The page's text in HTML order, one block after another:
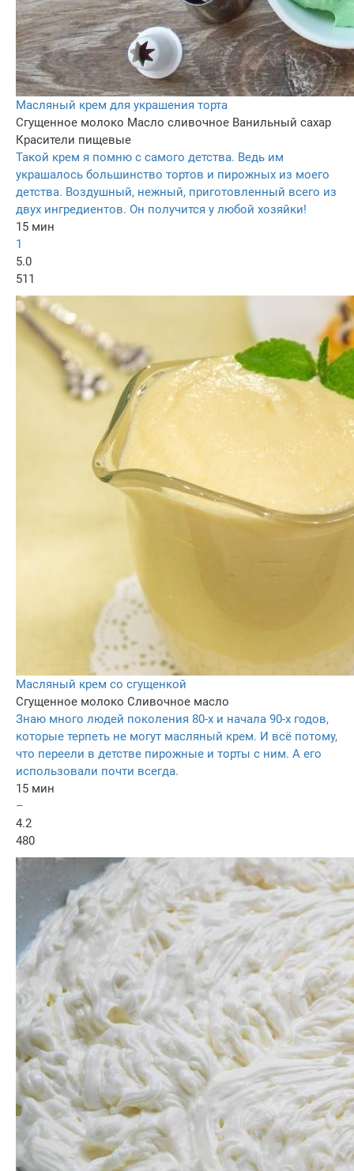
Масляный крем для украшения торта
Сгущенное молоко Масло сливочное Ванильный сахар
Красители пищевые
Такой крем я помню с самого детства. Ведь им
украшалось большинство тортов и пирожных из моего
детства. Воздушный, нежный, приготовленный всего из
двух ингредиентов. Он получится у любой хозяйки!
15 мин
1
5.0
511
Масляный крем со сгущенкой
Сгущенное молоко Сливочное масло
Знаю много людей поколения 80-х и начала 90-х годов,
которые терпеть не могут масляный крем. И всё потому,
что переели в детстве пирожные и торты с ним. А его
использовали почти всегда.
15 мин
–
4.2
480